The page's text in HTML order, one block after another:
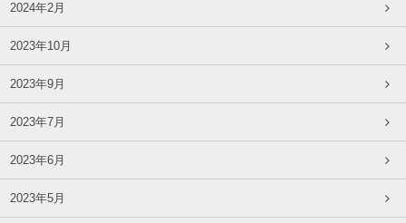
2024年2月
2023年10月
2023年9月
2023年7月
2023年6月
2023年5月